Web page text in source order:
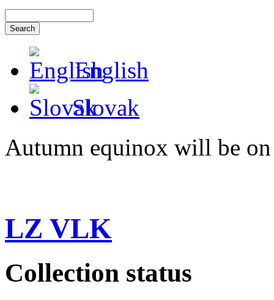
English
Slovak
Autumn equinox will be
LZ VLK
Collection status